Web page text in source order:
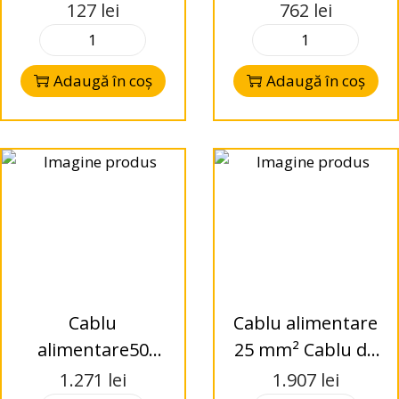
mm² Cablu de
alimentare de
înaltă
performanță
Cablu de
mm² roșu,design
127 lei
Adaugă în coș
1x 1,00
mm²x150m cablu
flexibil Z-FLRY
1.0BU Audio
System
762 lei
Adaugă în coș
Cablu
alimentare50
mm² Cablu de
1.271 lei
Cablu alimentare
25 mm² Cablu de
alimentare de
1.907 lei